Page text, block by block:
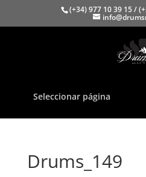
(+34) 977 10 39 15 /
Seleccionar página
Drums_149